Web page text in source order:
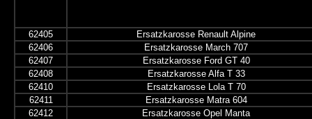
62405
Ersatzkarosse Renault Alpine
62406
Ersatzkarosse March 707
62407
Ersatzkarosse Ford GT 40
62408
Ersatzkarosse Alfa T 33
62410
Ersatzkarosse Lola T 70
62411
Ersatzkarosse Matra 604
62412
Ersatzkarosse Opel Manta